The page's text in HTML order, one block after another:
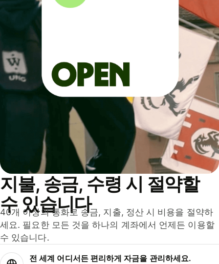
지불, 송금, 수령 시 절약할
수 있습니다
40개 이상의 통화로 송금, 지출, 정산 시 비용을 절약하
세요. 필요한 모든 것을 하나의 계좌에서 언제든 이용할
수 있습니다.
전 세계 어디서든 편리하게 자금을 관리하세요.